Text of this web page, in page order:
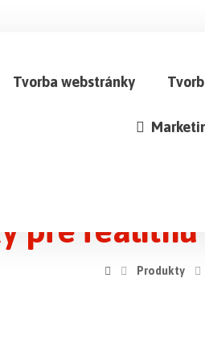
Tvorba webstránky
pre
Produkty